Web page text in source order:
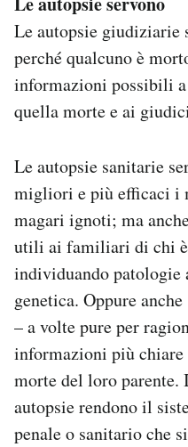
Le autopsie giudiziarie
perché qualcuno è
informazioni possibili
quella morte e ai
Le autopsie sanitarie
migliori e più efficaci i
magari ignoti; ma
utili ai familiari di chi
individuando
genetica. Oppure
– a volte pure per
informazioni più chiare
morte del loro parente.
autopsie rendono il
penale o sanitario che